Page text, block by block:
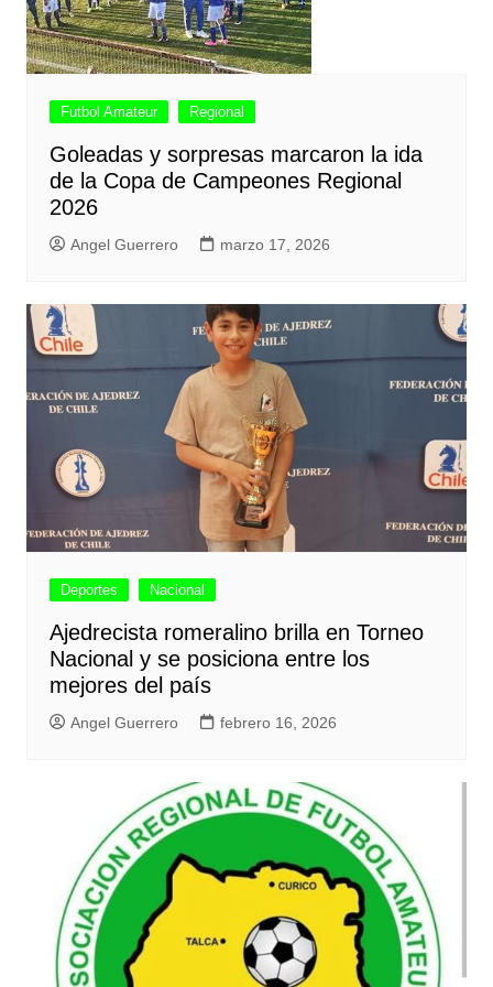
Futbol Amateur Regional
Goleadas y sorpresas marcaron la ida
de la Copa de Campeones Regional
2026
Angel Guerrero marzo 17, 2026
Deportes Nacional
Ajedrecista romeralino brilla en Torneo
Nacional y se posiciona entre los
mejores del país
Angel Guerrero febrero 16, 2026